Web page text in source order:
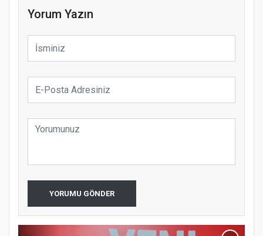
Yorum Yazın
YORUMU GÖNDER